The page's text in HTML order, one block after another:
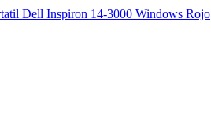
Dell Inspiron 14-3000 Windows Rojo